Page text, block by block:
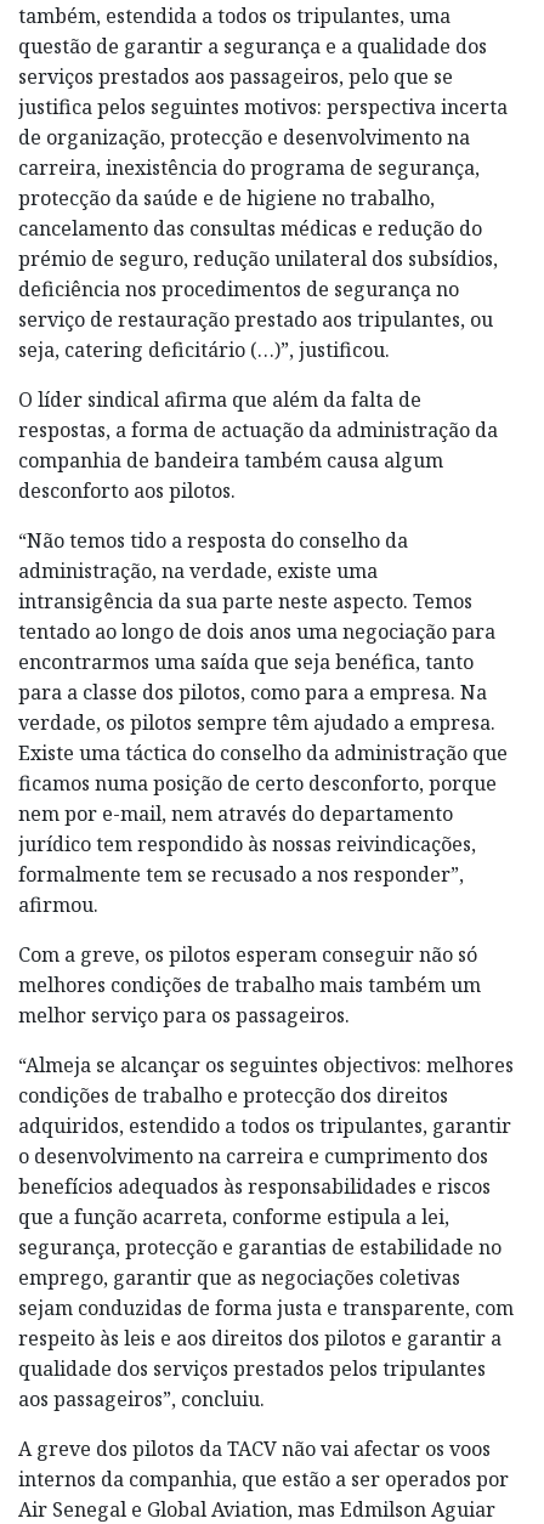
também, estendida a todos os tripulantes, uma
questão de garantir a segurança e a qualidade dos
serviços prestados aos passageiros, pelo que se
justifica pelos seguintes motivos: perspectiva incerta
de organização, protecção e desenvolvimento na
carreira, inexistência do programa de segurança,
protecção da saúde e de higiene no trabalho,
cancelamento das consultas médicas e redução do
prémio de seguro, redução unilateral dos subsídios,
deficiência nos procedimentos de segurança no
serviço de restauração prestado aos tripulantes, ou
seja, catering deficitário (…)”, justificou.
O líder sindical afirma que além da falta de
respostas, a forma de actuação da administração da
companhia de bandeira também causa algum
desconforto aos pilotos.
“Não temos tido a resposta do conselho da
administração, na verdade, existe uma
intransigência da sua parte neste aspecto. Temos
tentado ao longo de dois anos uma negociação para
encontrarmos uma saída que seja benéfica, tanto
para a classe dos pilotos, como para a empresa. Na
verdade, os pilotos sempre têm ajudado a empresa.
Existe uma táctica do conselho da administração que
ficamos numa posição de certo desconforto, porque
nem por e-mail, nem através do departamento
jurídico tem respondido às nossas reivindicações,
formalmente tem se recusado a nos responder”,
afirmou.
Com a greve, os pilotos esperam conseguir não só
melhores condições de trabalho mais também um
melhor serviço para os passageiros.
“Almeja se alcançar os seguintes objectivos: melhores
condições de trabalho e protecção dos direitos
adquiridos, estendido a todos os tripulantes, garantir
o desenvolvimento na carreira e cumprimento dos
benefícios adequados às responsabilidades e riscos
que a função acarreta, conforme estipula a lei,
segurança, protecção e garantias de estabilidade no
emprego, garantir que as negociações coletivas
sejam conduzidas de forma justa e transparente, com
respeito às leis e aos direitos dos pilotos e garantir a
qualidade dos serviços prestados pelos tripulantes
aos passageiros”, concluiu.
A greve dos pilotos da TACV não vai afectar os voos
internos da companhia, que estão a ser operados por
Air Senegal e Global Aviation, mas Edmilson Aguiar